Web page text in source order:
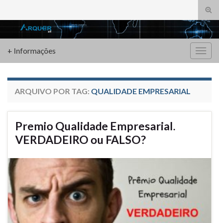
de
Search for:
+ Informações
ARQUIVO POR TAG: QUALIDADE EMPRESARIAL
Premio Qualidade Empresarial.
VERDADEIRO ou FALSO?